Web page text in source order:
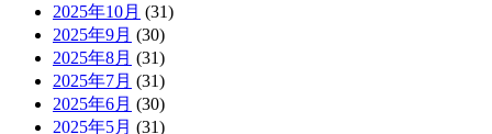
2025年10月 (31)
2025年9月 (30)
2025年8月 (31)
2025年7月 (31)
2025年6月 (30)
2025年5月 (31)